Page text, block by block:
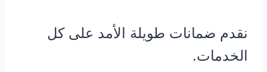
نقدم ضمانات طويلة الأمد على كل
الخدمات.